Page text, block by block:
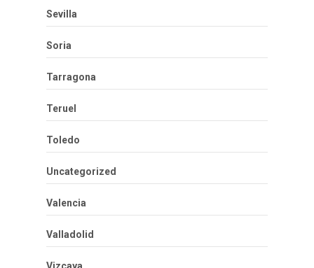
Sevilla
Soria
Tarragona
Teruel
Toledo
Uncategorized
Valencia
Valladolid